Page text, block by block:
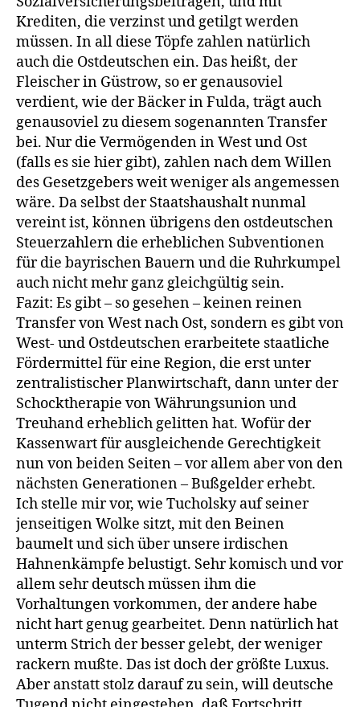
Krediten, die verzinst und getilgt werden
müssen. In all diese Töpfe zahlen natürlich
auch die Ostdeutschen ein. Das heißt, der
Fleischer in Güstrow, so er genausoviel
verdient, wie der Bäcker in Fulda, trägt auch
genausoviel zu diesem sogenannten Transfer
bei. Nur die Vermögenden in West und Ost
(falls es sie hier gibt), zahlen nach dem Willen
des Gesetzgebers weit weniger als angemessen
wäre. Da selbst der Staatshaushalt nunmal
vereint ist, können übrigens den ostdeutschen
Steuerzahlern die erheblichen Subventionen
für die bayrischen Bauern und die Ruhrkumpel
auch nicht mehr ganz gleichgültig sein.
Fazit: Es gibt – so gesehen – keinen reinen
Transfer von West nach Ost, sondern es gibt von
West- und Ostdeutschen erarbeitete staatliche
Fördermittel für eine Region, die erst unter
zentralistischer Planwirtschaft, dann unter der
Schocktherapie von Währungsunion und
Treuhand erheblich gelitten hat. Wofür der
Kassenwart für ausgleichende Gerechtigkeit
nun von beiden Seiten – vor allem aber von den
nächsten Generationen – Bußgelder erhebt.
Ich stelle mir vor, wie Tucholsky auf seiner
jenseitigen Wolke sitzt, mit den Beinen
baumelt und sich über unsere irdischen
Hahnenkämpfe belustigt. Sehr komisch und vor
allem sehr deutsch müssen ihm die
Vorhaltungen vorkommen, der andere habe
nicht hart genug gearbeitet. Denn natürlich hat
unterm Strich der besser gelebt, der weniger
rackern mußte. Das ist doch der größte Luxus.
Aber anstatt stolz darauf zu sein, will deutsche